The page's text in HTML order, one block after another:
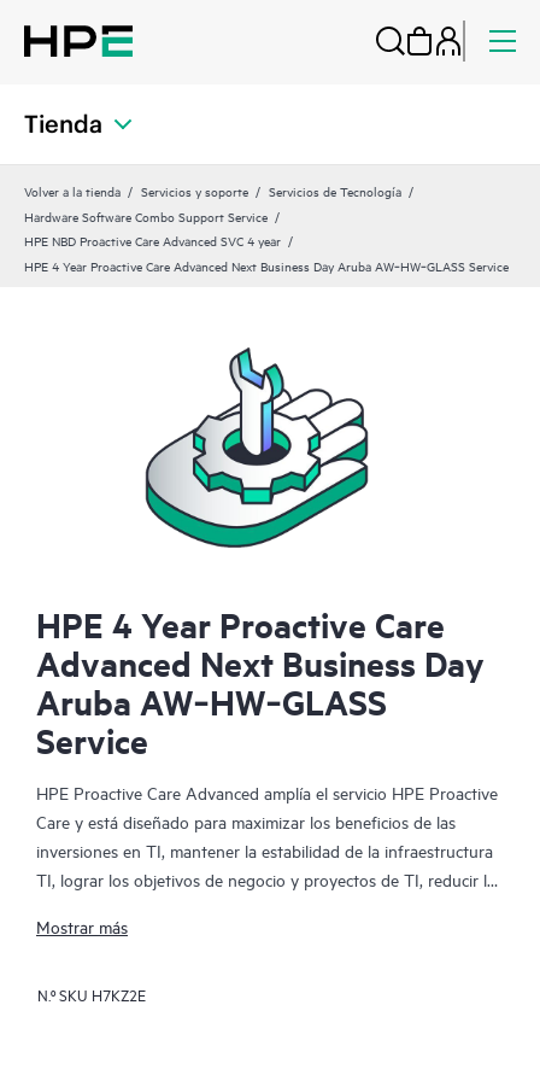
Tienda
Volver a la tienda Servicios y soporte
Servicios de Tecnología
Hardware Software Combo Support Service
HPE NBD Proactive Care Advanced SVC 4 year
HPE 4 Year Proactive Care Advanced Next Business Day Aruba AW‑HW‑GLASS Service
HPE 4 Year Proactive Care
Advanced Next Business Day
Aruba AW‑HW‑GLASS
Service
HPE Proactive Care Advanced amplía el servicio HPE Proactive
Care y está diseñado para maximizar los beneficios de las
inversiones en TI, mantener la estabilidad de la infraestructura
TI, lograr los objetivos de negocio y proyectos de TI, reducir los
de otras tareas prioritarias. Tu gerente de soporte de cuenta
operativo personalizado, incluyendo las mejores prácticas de
Mostrar más
N.º SKU H7KZ2E